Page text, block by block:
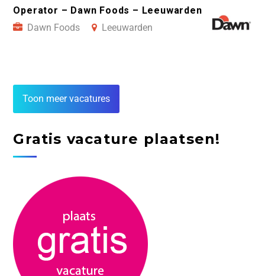
Operator – Dawn Foods – Leeuwarden
Dawn Foods
Leeuwarden
Toon meer vacatures
Gratis vacature plaatsen!